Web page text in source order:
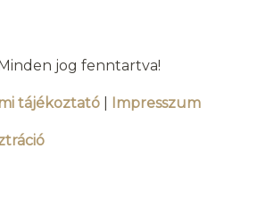
jog fenntartva!
tájékoztató Impresszum